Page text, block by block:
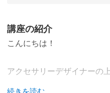
講座の紹介
こんにちは！
アクセサリーデザイナーの